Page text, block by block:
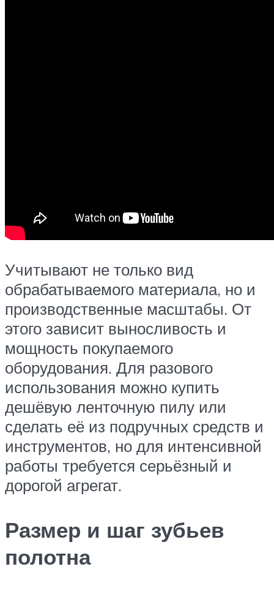
Учитывают не только вид
обрабатываемого материала, но и
производственные масштабы. От
этого зависит выносливость и
мощность покупаемого
оборудования. Для разового
использования можно купить
дешёвую ленточную пилу или
сделать её из подручных средств и
инструментов, но для интенсивной
работы требуется серьёзный и
дорогой агрегат.
Размер и шаг зубьев
полотна